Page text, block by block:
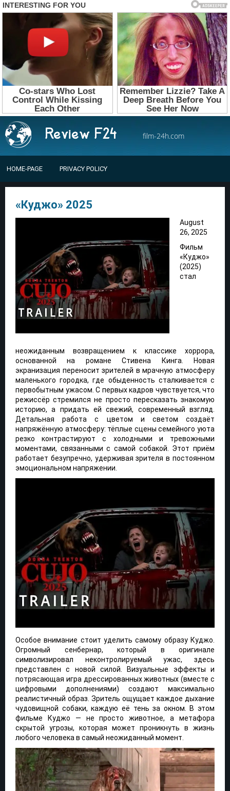
film-24h.com
HOME-PAGE PRIVACY POLICY
«Куджо» 2025
August
26, 2025
Фильм
«Куджо»
(2025)
стал
неожиданным возвращением к классике хоррора,
основанной на романе Стивена Кинга. Новая
экранизация переносит зрителей в мрачную атмосферу
маленького городка, где обыденность сталкивается с
первобытным ужасом. С первых кадров чувствуется, что
режиссёр стремился не просто пересказать знакомую
историю, а придать ей свежий, современный взгляд.
Детальная работа с цветом и светом создаёт
напряжённую атмосферу: тёплые сцены семейного уюта
резко контрастируют с холодными и тревожными
моментами, связанными с самой собакой. Этот приём
работает безупречно, удерживая зрителя в постоянном
эмоциональном напряжении.
Особое внимание стоит уделить самому образу Куджо.
Огромный сенбернар, который в оригинале
символизировал неконтролируемый ужас, здесь
представлен с новой силой. Визуальные эффекты и
потрясающая игра дрессированных животных (вместе с
цифровыми дополнениями) создают максимально
реалистичный образ. Зритель ощущает каждое дыхание
чудовищной собаки, каждую её тень за окном. В этом
фильме Куджо — не просто животное, а метафора
скрытой угрозы, которая может проникнуть в жизнь
любого человека в самый неожиданный момент.